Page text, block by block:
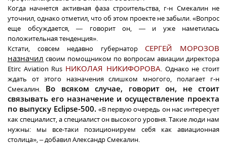
Когда начнется активная фаза строительства, г-н Смекалин не
уточнил, однако отметил, что об этом проекте не забыли. «Вопрос
еще обсуждается, — говорит он, — и уже наметилась
положительная тенденция».
Кстати, совсем недавно губернатор СЕРГЕЙ МОРОЗОВ
назначил своим помощником по вопросам авиации директора
Etirc Aviation Rus НИКОЛАЯ НИКИФОРОВА. Однако не стоит
ждать от этого назначения слишком многого, полагает г-н
Смекалин. Во всяком случае, говорит он, не стоит
связывать его назначение и осуществление проекта
по выпуску Eclipse-500. «В первую очередь он нас интересует
как специалист, а специалист он высокого уровня. Такие люди нам
нужны: мы все-таки позиционируем себя как авиационная
столица», – добавил Александр Смекалин.